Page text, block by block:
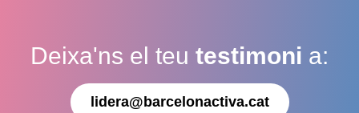
Deixa'ns el teu testimoni a:
lidera@barcelonactiva.cat